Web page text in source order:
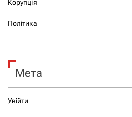
Корупція
Політика
Мета
Увійти